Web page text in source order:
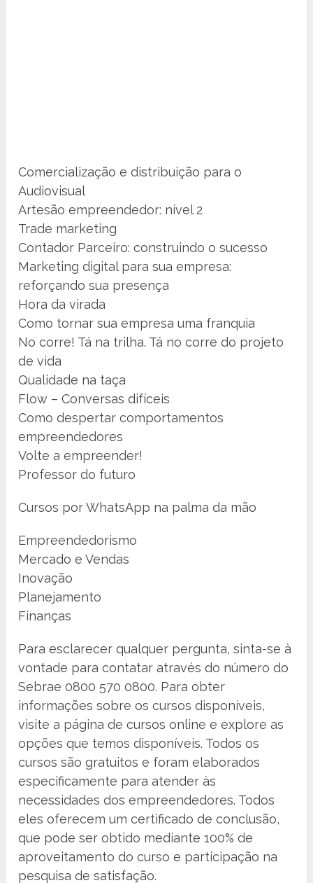
Comercialização e distribuição para o
Audiovisual
Artesão empreendedor: nível 2
Trade marketing
Contador Parceiro: construindo o sucesso
Marketing digital para sua empresa:
reforçando sua presença
Hora da virada
Como tornar sua empresa uma franquia
No corre! Tá na trilha. Tá no corre do projeto
de vida
Qualidade na taça
Flow – Conversas difíceis
Como despertar comportamentos
empreendedores
Volte a empreender!
Professor do futuro
Cursos por WhatsApp na palma da mão
Empreendedorismo
Mercado e Vendas
Inovação
Planejamento
Finanças
Para esclarecer qualquer pergunta, sinta-se à
vontade para contatar através do número do
Sebrae 0800 570 0800. Para obter
informações sobre os cursos disponíveis,
visite a página de cursos online e explore as
opções que temos disponíveis. Todos os
cursos são gratuitos e foram elaborados
especificamente para atender às
necessidades dos empreendedores. Todos
eles oferecem um certificado de conclusão,
que pode ser obtido mediante 100% de
aproveitamento do curso e participação na
pesquisa de satisfação.